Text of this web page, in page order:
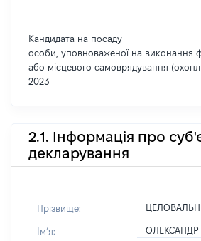
Кандидата на посаду
особи, уповноваженої на виконання
або місцевого самоврядування
2023
2.1. Інформація про
декларування
Прізвище:
Імʼя: ОЛЕКСАНДР